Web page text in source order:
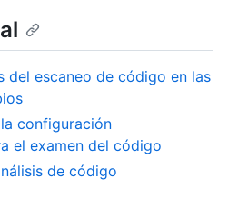
del escaneo de código en las
configuración
el examen del código
de código